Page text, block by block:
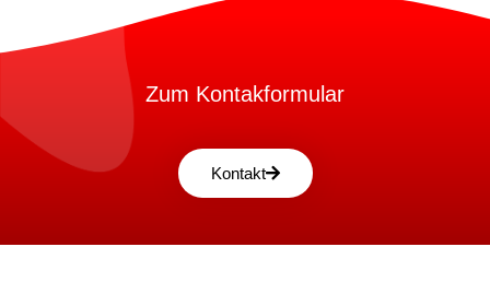
Zum Kontakformular
Kontakt